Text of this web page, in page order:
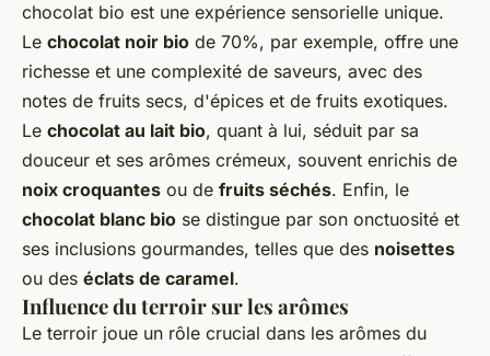
chocolat bio est une expérience sensorielle unique.
Le chocolat noir bio de 70%, par exemple, offre une
richesse et une complexité de saveurs, avec des
notes de fruits secs, d'épices et de fruits exotiques.
Le chocolat au lait bio, quant à lui, séduit par sa
douceur et ses arômes crémeux, souvent enrichis de
noix croquantes ou de fruits séchés. Enfin, le
chocolat blanc bio se distingue par son onctuosité et
ses inclusions gourmandes, telles que des noisettes
ou des éclats de caramel.
Influence du terroir sur les arômes
Le terroir joue un rôle crucial dans les arômes du